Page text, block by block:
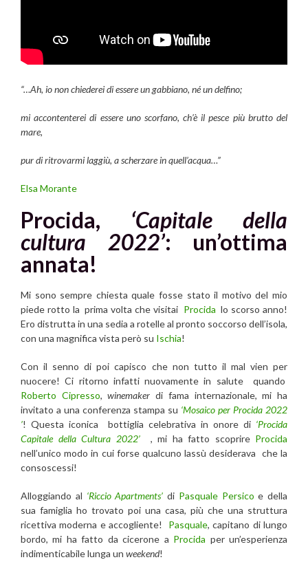
“…Ah, io non chiederei di essere un gabbiano, né un delfino;
mi accontenterei di essere uno scorfano, ch’è il pesce più brutto del
mare,
pur di ritrovarmi laggiù, a scherzare in quell’acqua…”
Elsa Morante
Procida, ‘Capitale della
cultura 2022’: un’ottima
annata!
Mi sono sempre chiesta quale fosse stato il motivo del mio
piede rotto la prima volta che visitai Procida lo scorso anno!
Ero distrutta in una sedia a rotelle al pronto soccorso dell’isola,
con una magnifica vista però su Ischia!
Con il senno di poi capisco che non tutto il mal vien per
nuocere! Ci ritorno infatti nuovamente in salute quando
Roberto Cipresso,winemaker di fama internazionale, mi ha
invitato a una conferenza stampa su ‘Mosaico per Procida 2022
’! Questa iconica bottiglia celebrativa in onore di ‘Procida
Capitale della Cultura 2022’, mi ha fatto scoprire Procida
nell’unico modo in cui forse qualcuno lassù desiderava che la
consoscessi!
Alloggiando al ‘Riccio Apartments’ di Pasquale Persico e della
sua famiglia ho trovato poi una casa, più che una struttura
ricettiva moderna e accogliente! Pasquale, capitano di lungo
bordo, mi ha fatto da cicerone a Procida per un’esperienza
indimenticabile lunga un weekend!